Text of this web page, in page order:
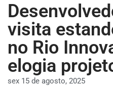
visita
no Rio
elogia
sex 15 de agosto, 2025